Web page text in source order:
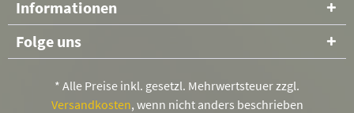
Informationen
Folge uns
* Alle Preise inkl. gesetzl. Mehrwertsteuer zzgl.
Versandkosten, wenn nicht anders beschrieben